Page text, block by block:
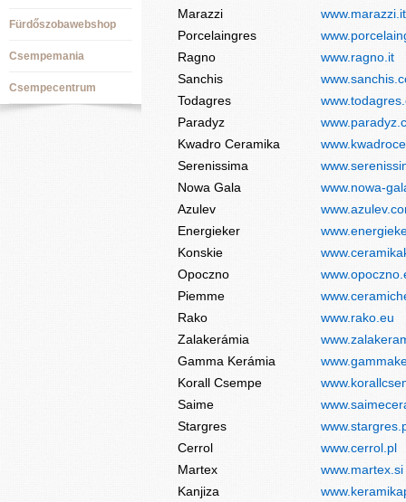
Fürdőszobawebshop
Csempemania
Csempecentrum
Marazzi
www.marazzi.it
Porcelaingres
Ragno
www.ragno.it
Sanchis
Todagres
Paradyz
Kwadro Ceramika
Serenissima
Nowa Gala
www.nowa-
Azulev
Energieker
Konskie
Opoczno
Piemme
Rako
www.rako.eu
Zalakerámia
Gamma Kerámia
Korall Csempe
Saime
Stargres
Cerrol
www.cerrol.pl
Martex
www.martex.si
Kanjiza